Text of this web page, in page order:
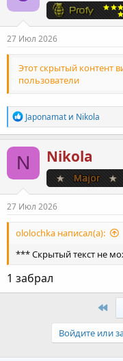
и
:
27 Июл 2026
Этот скрытый контент
пользователи
Р
е
а
к
ц
и
и
:
Japonamat и Nikola
N Nikola
27 Июл 2026
ololochka написал(а):
*** Скрытый текст не
1 забрал
First
Войдите или